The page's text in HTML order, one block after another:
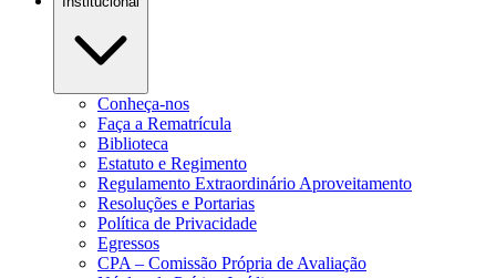
Conheça-nos
Faça a Rematrícula
Biblioteca
Estatuto e Regimento
Regulamento Extraordinário Aproveitamento
Resoluções e Portarias
Política de Privacidade
Egressos
CPA – Comissão Própria de Avaliação